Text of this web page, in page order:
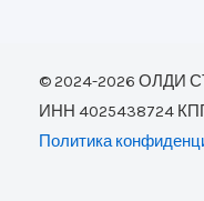
© 2024-2026 ОЛДИ
ИНН 4025438724
Политика